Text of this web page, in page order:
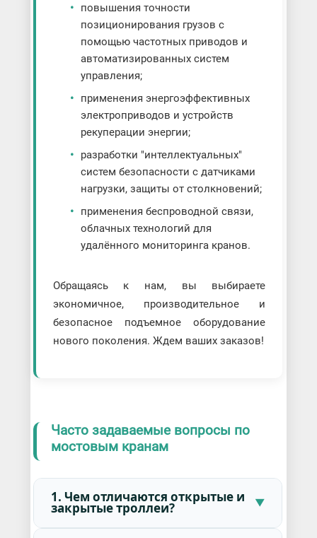
повышения точности
позиционирования грузов с
помощью частотных приводов и
автоматизированных систем
управления;
применения энергоэффективных
электроприводов и устройств
рекуперации энергии;
разработки "интеллектуальных"
систем безопасности с датчиками
нагрузки, защиты от столкновений;
применения беспроводной связи,
облачных технологий для
удалённого мониторинга кранов.
Обращаясь к нам, вы выбираете
экономичное, производительное и
безопасное подъемное оборудование
нового поколения. Ждем ваших заказов!
Часто задаваемые вопросы по
мостовым кранам
1. Чем отличаются открытые и
закрытые троллеи?